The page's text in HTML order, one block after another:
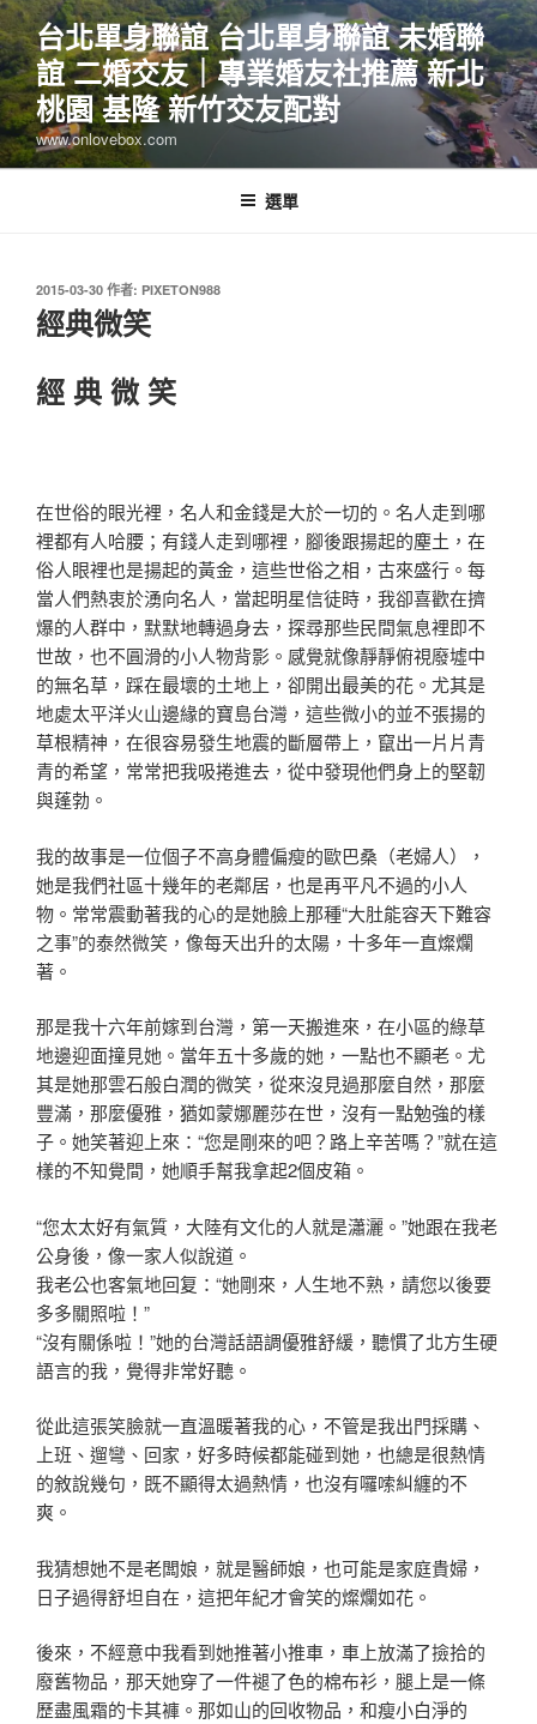
跳
至
主
要
內
容
台北單身聯誼 台北單身聯誼 未婚聯
誼 二婚交友｜專業婚友社推薦 新北
桃園 基隆 新竹交友配對
www.onlovebox.com
選單
發
佈
於
2015-03-30 作者: PIXETON988
經典微笑
經 典 微 笑
在世俗的眼光裡，名人和金錢是大於一切的。名人走到哪
裡都有人哈腰；有錢人走到哪裡，腳後跟揚起的塵土，在
俗人眼裡也是揚起的黃金，這些世俗之相，古來盛行。每
當人們熱衷於湧向名人，當起明星信徒時，我卻喜歡在擠
爆的人群中，默默地轉過身去，探尋那些民間氣息裡即不
世故，也不圓滑的小人物背影。感覺就像靜靜俯視廢墟中
的無名草，踩在最壞的土地上，卻開出最美的花。尤其是
地處太平洋火山邊緣的寶島台灣，這些微小的並不張揚的
草根精神，在很容易發生地震的斷層帶上，竄出一片片青
青的希望，常常把我吸捲進去，從中發現他們身上的堅韌
與蓬勃。
我的故事是一位個子不高身體偏瘦的歐巴桑（老婦人），
她是我們社區十幾年的老鄰居，也是再平凡不過的小人
物。常常震動著我的心的是她臉上那種“大肚能容天下難容
之事”的泰然微笑，像每天出升的太陽，十多年一直燦爛
著。
那是我十六年前嫁到台灣，第一天搬進來，在小區的綠草
地邊迎面撞見她。當年五十多歲的她，一點也不顯老。尤
其是她那雲石般白潤的微笑，從來沒見過那麼自然，那麼
豐滿，那麼優雅，猶如蒙娜麗莎在世，沒有一點勉強的樣
子。她笑著迎上來：“您是剛來的吧？路上辛苦嗎？”就在這
樣的不知覺間，她順手幫我拿起2個皮箱。
“您太太好有氣質，大陸有文化的人就是瀟灑。”她跟在我老
公身後，像一家人似說道。
我老公也客氣地回复：“她剛來，人生地不熟，請您以後要
多多關照啦！”
“沒有關係啦！”她的台灣話語調優雅舒緩，聽慣了北方生硬
語言的我，覺得非常好聽。
從此這張笑臉就一直溫暖著我的心，不管是我出門採購、
上班、遛彎、回家，好多時候都能碰到她，也總是很熱情
的敘說幾句，既不顯得太過熱情，也沒有囉嗦糾纏的不
爽。
我猜想她不是老闆娘，就是醫師娘，也可能是家庭貴婦，
日子過得舒坦自在，這把年紀才會笑的燦爛如花。
後來，不經意中我看到她推著小推車，車上放滿了撿拾的
廢舊物品，那天她穿了一件褪了色的棉布衫，腿上是一條
歷盡風霜的卡其褲。那如山的回收物品，和瘦小白淨的